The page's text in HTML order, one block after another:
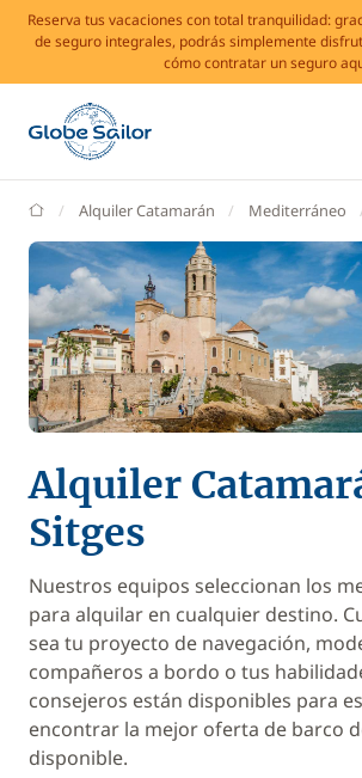
Reserva tus vacaciones con total tranquilidad:
de seguro integrales, podrás simplemente
cómo contratar un seguro
GlobeSailor
Alquiler Catamarán Mediterráneo
Alquiler
Sitges
Nuestros equipos seleccionan los
para alquilar en cualquier destino.
sea tu proyecto de navegación,
compañeros a bordo o tus
consejeros están disponibles para
encontrar la mejor oferta de barco
disponible.